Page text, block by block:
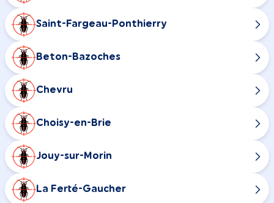
Saint-Fargeau-Ponthierry
Beton-Bazoches
Chevru
Choisy-en-Brie
Jouy-sur-Morin
La Ferté-Gaucher